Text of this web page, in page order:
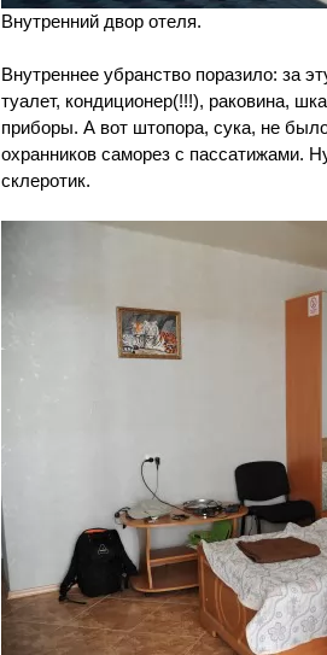
Внутренний двор отеля.
Внутреннее убранство поразило: за
туалет, кондиционер(!!!), раковина,
приборы. А вот штопора, сука, не
охранников саморез с пассатижами.
склеротик.